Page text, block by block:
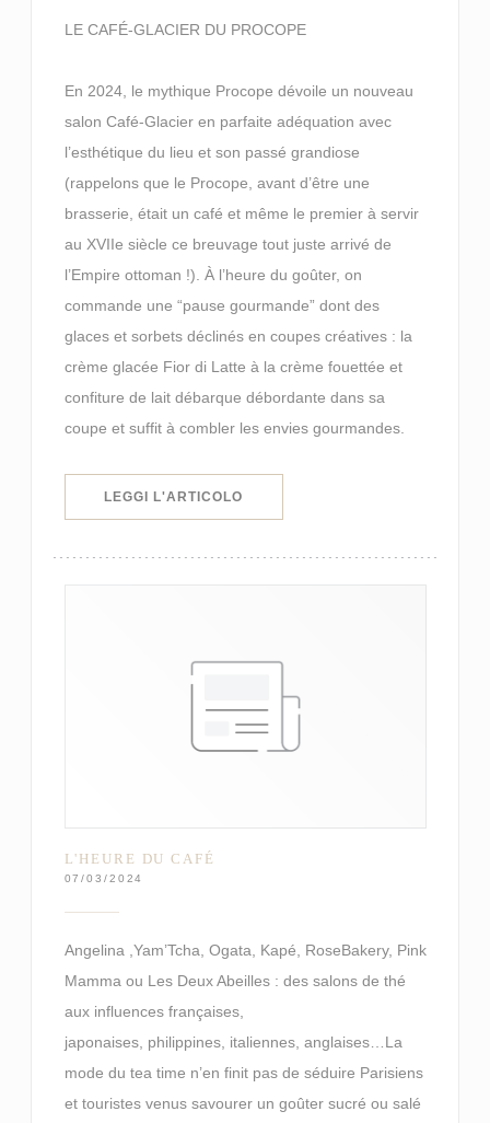
LE CAFÉ-GLACIER DU PROCOPE
En 2024, le mythique Procope dévoile un nouveau
salon Café-Glacier en parfaite adéquation avec
l’esthétique du lieu et son passé grandiose
(rappelons que le Procope, avant d’être une
brasserie, était un café et même le premier à servir
au XVIIe siècle ce breuvage tout juste arrivé de
l’Empire ottoman !). À l’heure du goûter, on
commande une “pause gourmande” dont des
glaces et sorbets déclinés en coupes créatives : la
crème glacée Fior di Latte à la crème fouettée et
confiture de lait débarque débordante dans sa
coupe et suffit à combler les envies gourmandes.
LEGGI L'ARTICOLO
L'HEURE DU CAFÉ
07/03/2024
Angelina ,Yam’Tcha, Ogata, Kapé, RoseBakery, Pink
Mamma ou Les Deux Abeilles : des salons de thé
aux influences françaises,
japonaises, philippines, italiennes, anglaises…La
mode du tea time n’en finit pas de séduire Parisiens
et touristes venus savourer un goûter sucré ou salé